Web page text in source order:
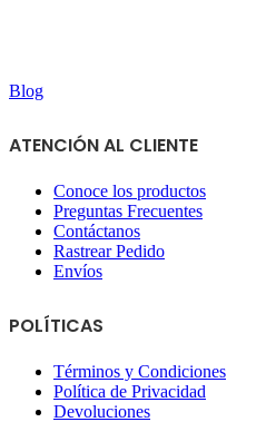
Blog
ATENCIÓN AL CLIENTE
Conoce los productos
Preguntas Frecuentes
Contáctanos
Rastrear Pedido
Envíos
POLÍTICAS
Términos y Condiciones
Política de Privacidad
Devoluciones